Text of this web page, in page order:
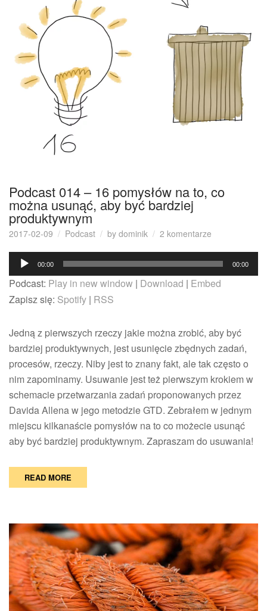
Podcast 014 – 16 pomysłów na to, co
można usunąć, aby być bardziej
produktywnym
2017-02-09 Podcast by dominik 2 komentarze
014
–
16
co
można
usunąć,
aby
być
bardziej
produktywnym
Odtwarzacz
plików
dźwiękowych
00:00 00:00
Podcast: Play in new window | Download | Embed
Zapisz się: Spotify | RSS
Jedną z pierwszych rzeczy jakie można zrobić, aby być
bardziej produktywnych, jest usunięcie zbędnych zadań,
procesów, rzeczy. Niby jest to znany fakt, ale tak często o
nim zapominamy. Usuwanie jest też pierwszym krokiem w
schemacie przetwarzania zadań proponowanych przez
Davida Allena w jego metodzie GTD. Zebrałem w jednym
miejscu kilkanaście pomysłów na to co możecie usunąć
aby być bardziej produktywnym. Zapraszam do usuwania!
READ MORE